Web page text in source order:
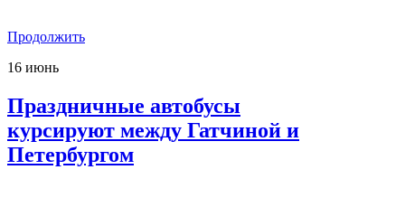
Продолжить
16 июнь
Праздничные автобусы
курсируют между Гатчиной и
Петербургом